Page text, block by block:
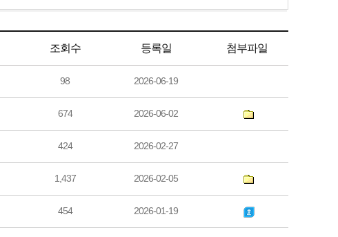
조회수 등록일 첨부파일
98 2026-06-19
674 2026-06-02
424 2026-02-27
1,437 2026-02-05
454 2026-01-19